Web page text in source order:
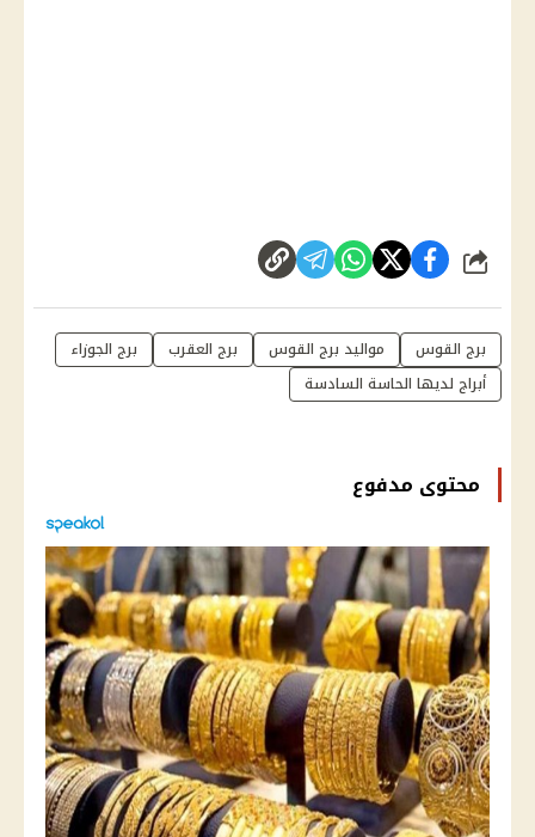
شارك
برج القوس مواليد برج القوس برج العقرب
برج الجوزاء
أبراج لديها الحاسة السادسة
محتوى مدفوع